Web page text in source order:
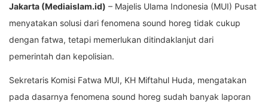
Jakarta (Mediaislam.id) – Majelis Ulama Indonesia (MUI) Pusat
menyatakan solusi dari fenomena sound horeg tidak cukup
dengan fatwa, tetapi memerlukan ditindaklanjut dari
pemerintah dan kepolisian.
Sekretaris Komisi Fatwa MUI, KH Miftahul Huda, mengatakan
pada dasarnya fenomena sound horeg sudah banyak laporan